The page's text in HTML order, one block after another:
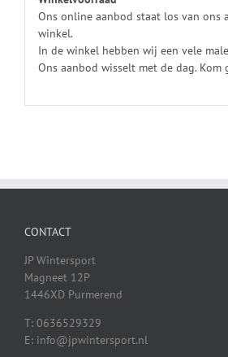
Ons online aanbod staat los van ons
winkel.
In de winkel hebben wij een vele
Ons aanbod wisselt met de dag. Kom
CONTACT
JP Wintersport
Magneet 12P
1446XD Purmerend
T: 0636529329
E: info@jpwintersport.nl